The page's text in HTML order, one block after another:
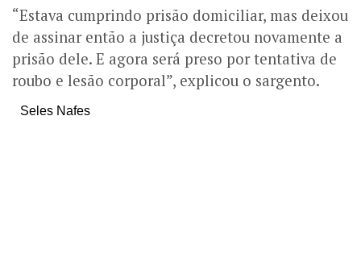
“Estava cumprindo prisão domiciliar, mas deixou
de assinar então a justiça decretou novamente a
prisão dele. E agora será preso por tentativa de
roubo e lesão corporal”, explicou o sargento.
Seles Nafes